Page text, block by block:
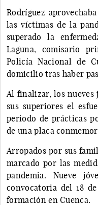
Rodríguez
las víctimas de la
superado la
Laguna, comisario
Policía Nacional de
domicilio tras haber
Al finalizar, los nueves
sus superiores el
periodo de prácticas
de una placa
Arropados por sus
marcado por las
pandemia. Nueve
convocatoria del 18
formación en Cuenca.